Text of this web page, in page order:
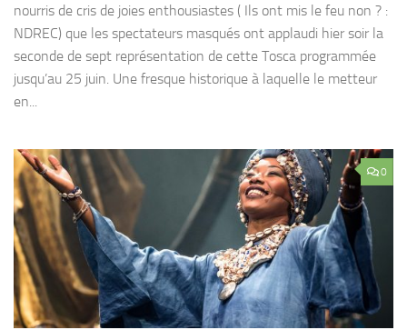
nourris de cris de joies enthousiastes ( Ils ont mis le feu non ? :
NDREC) que les spectateurs masqués ont applaudi hier soir la
seconde de sept représentation de cette Tosca programmée
jusqu’au 25 juin. Une fresque historique à laquelle le metteur
en...
0